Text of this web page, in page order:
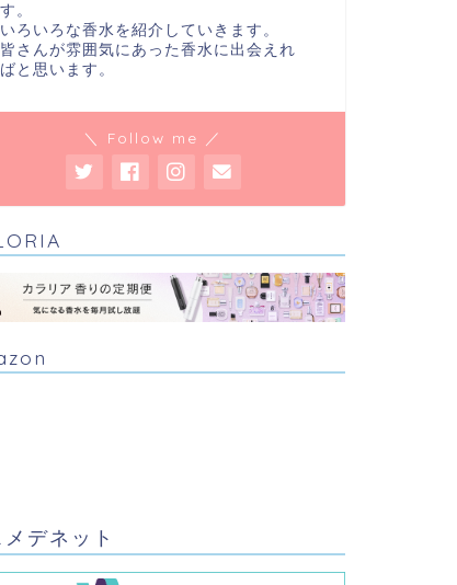
す。
いろいろな香水を紹介していきます。
皆さんが雰囲気にあった香水に出会えれ
ばと思います。
＼ Follow me ／
メデネット